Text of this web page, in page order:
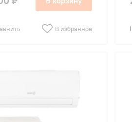
В избранное